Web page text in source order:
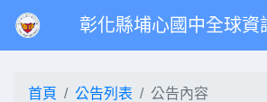
彰化縣埔心國中全球資
首頁 公告列表 公告內容